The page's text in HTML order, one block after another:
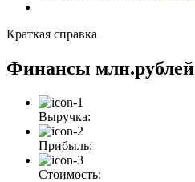
Краткая справка
Финансы млн.рублей
Выручка:
Прибыль:
Стоимость: